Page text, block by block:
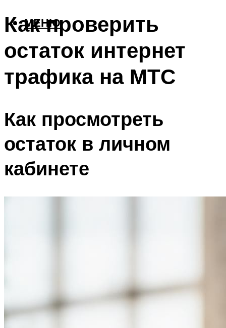
МЕНЮ
Как проверить
остаток интернет
трафика на МТС
Как просмотреть
остаток в личном
кабинете